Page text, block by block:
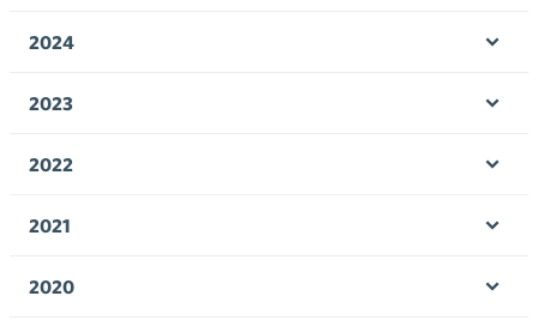
2024
2023
2022
2021
2020